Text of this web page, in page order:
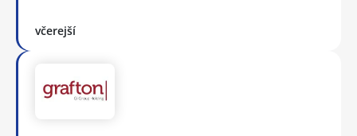
včerejší